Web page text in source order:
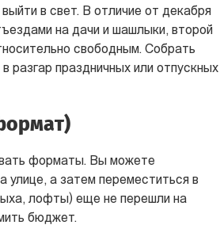
в свет. В отличие от декабря
на дачи и шашлыки, второй
свободным. Собрать
разгар праздничных или отпускных
форматы. Вы можете
улице, а затем переместиться в
лофты) еще не перешли на
бюджет.